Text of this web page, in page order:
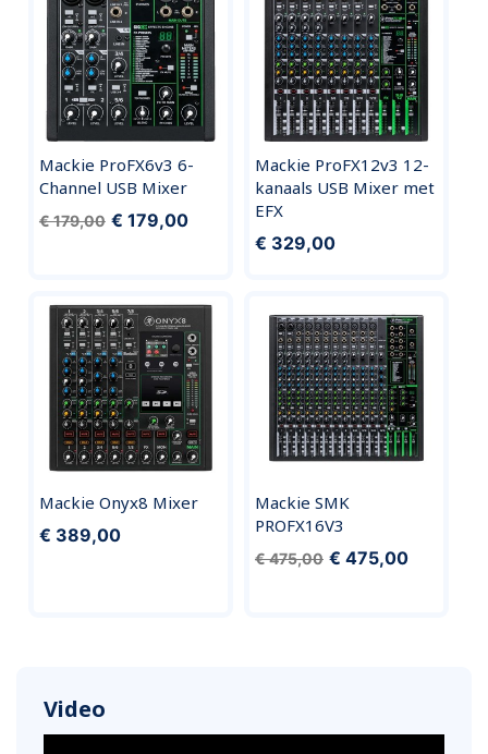
Mackie ProFX6v3 6-
Channel USB Mixer
€ 179,00 € 179,00
Mackie ProFX12v3 12-
kanaals USB Mixer met
EFX
€ 329,00
Mackie Onyx8 Mixer
€ 389,00
Mackie SMK
PROFX16V3
€ 475,00 € 475,00
Video